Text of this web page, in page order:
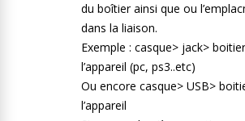
du boîtier ainsi que ou
dans la liaison.
Exemple : casque> jack>
l’appareil (pc, ps3..etc)
Ou encore casque> USB>
l’appareil